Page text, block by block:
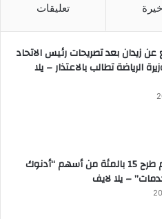
تعليقات
عن زيدان بعد تصريحات رئيس الاتحاد
الرياضة تطالب بالاعتذار – يلا
أدنوك تعتزم طرح 15 بالمئة من أسهم “أدنوك
– يلا لايف